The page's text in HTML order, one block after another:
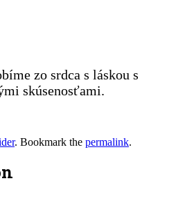
zo srdca s láskou s
skúsenosťami.
. Bookmark the permalink.